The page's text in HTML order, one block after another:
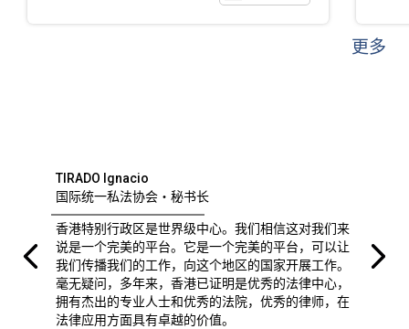
更多
TIRADO Ignacio
国际统一私法协会・秘书长
香港特别行政区是世界级中心。我们相信这对我们来
说是一个完美的平台。它是一个完美的平台，可以让
我们传播我们的工作，向这个地区的国家开展工作。
毫无疑问，多年来，香港已证明是优秀的法律中心，
拥有杰出的专业人士和优秀的法院，优秀的律师，在
法律应用方面具有卓越的价值。